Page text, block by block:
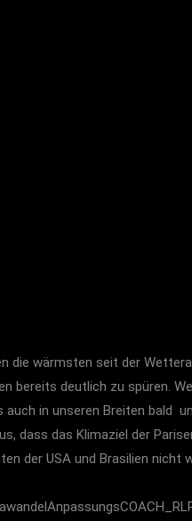
die wärmsten seit der
bereits deutlich zu spüren.
auch in unseren Breiten bald
dass das Klimaziel der
der USA und Brasilien